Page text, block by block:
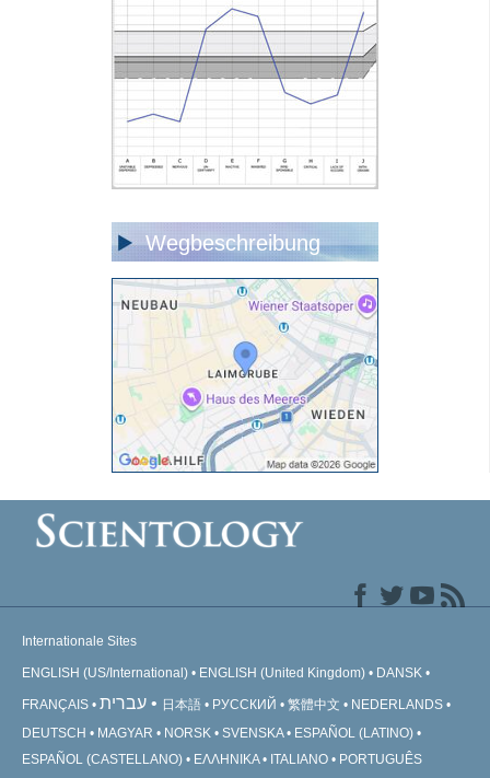
Wegbeschreibung
Internationale Sites
ENGLISH (US/International) ENGLISH (United Kingdom) DANSK
FRANÇAIS עברית 日本語 РУССКИЙ 繁體中文
NEDERLANDS
DEUTSCH
MAGYAR NORSK SVENSKA
ESPAÑOL (LATINO)
ESPAÑOL (CASTELLANO)
ΕΛΛΗΝΙΚA ITALIANO PORTUGUÊS